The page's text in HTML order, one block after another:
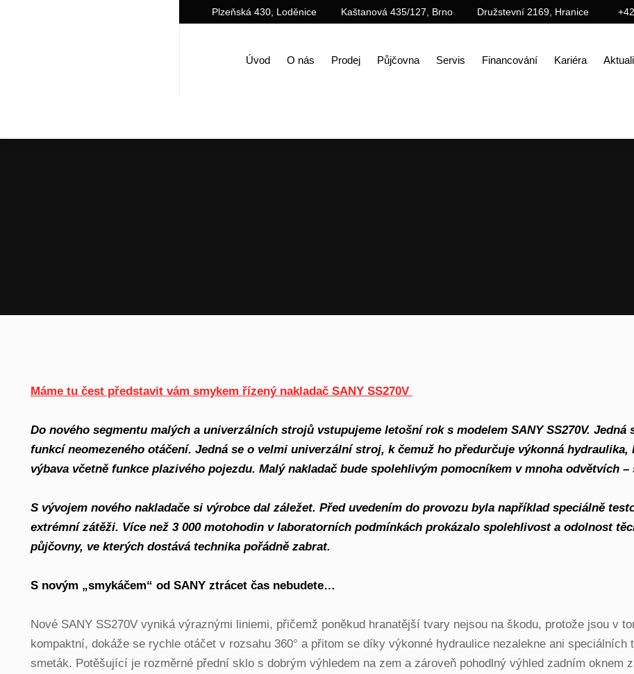
Plzeňská 430, Loděnice Kaštanová 435/127, Brno Družstevní 2169, Hranice
Úvod O nás Prodej Půjčovna Servis Financování Kariéra
Máme tu čest představit vám smykem řízený nakladač SANY SS270V
Do nového segmentu malých a univerzálních strojů vstupujeme letošní rok s modelem SANY SS270V.
funkcí neomezeného otáčení. Jedná se o velmi univerzální stroj, k čemuž ho předurčuje výkonná
výbava včetně funkce plazivého pojezdu. Malý nakladač bude spolehlivým pomocníkem v mnoha odvětvích
S vývojem nového nakladače si výrobce dal záležet. Před uvedením do provozu byla například speciálně
extrémní zátěži. Více než 3 000 motohodin v laboratorních podmínkách prokázalo spolehlivost a odolnost
půjčovny, ve kterých dostává technika pořádně zabrat.
S novým „smykáčem“ od SANY ztrácet čas nebudete…
Nové SANY SS270V vyniká výraznými liniemi, přičemž poněkud hranatější tvary nejsou na škodu, protože jsou v
kompaktní, dokáže se rychle otáčet v rozsahu 360° a přitom se díky výkonné hydraulice nezalekne ani
smeták. Potěšující je rozměrné přední sklo s dobrým výhledem na zem a zároveň pohodlný výhled zadním oknem